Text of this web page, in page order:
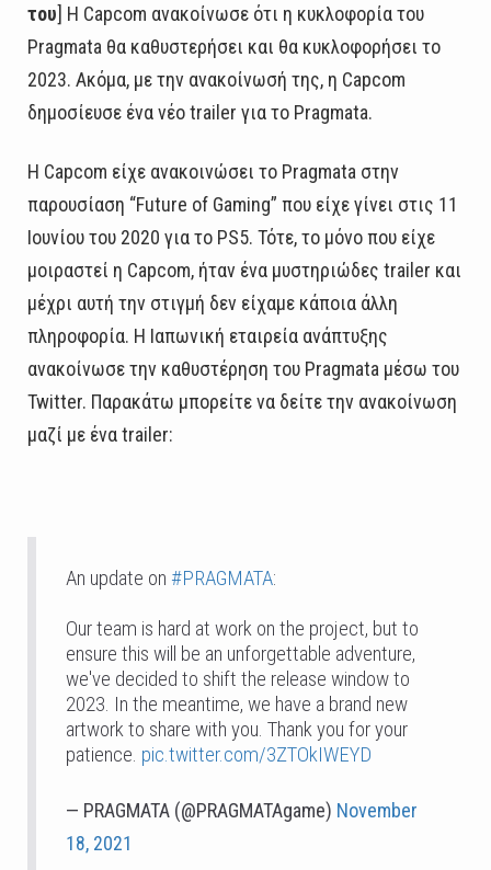
του] Η Capcom ανακοίνωσε ότι η κυκλοφορία του
Pragmata θα καθυστερήσει και θα κυκλοφορήσει το
2023. Ακόμα, με την ανακοίνωσή της, η Capcom
δημοσίευσε ένα νέο trailer για το Pragmata.
Η Capcom είχε ανακοινώσει το Pragmata στην
παρουσίαση “Future of Gaming” που είχε γίνει στις 11
Ιουνίου του 2020 για το PS5. Τότε, το μόνο που είχε
μοιραστεί η Capcom, ήταν ένα μυστηριώδες trailer και
μέχρι αυτή την στιγμή δεν είχαμε κάποια άλλη
πληροφορία. Η Ιαπωνική εταιρεία ανάπτυξης
ανακοίνωσε την καθυστέρηση του Pragmata μέσω του
Twitter. Παρακάτω μπορείτε να δείτε την ανακοίνωση
μαζί με ένα trailer:
An update on #PRAGMATA:
Our team is hard at work on the project, but to
ensure this will be an unforgettable adventure,
we've decided to shift the release window to
2023. In the meantime, we have a brand new
artwork to share with you. Thank you for your
patience. pic.twitter.com/3ZTOkIWEYD
— PRAGMATA (@PRAGMATAgame) November
18, 2021